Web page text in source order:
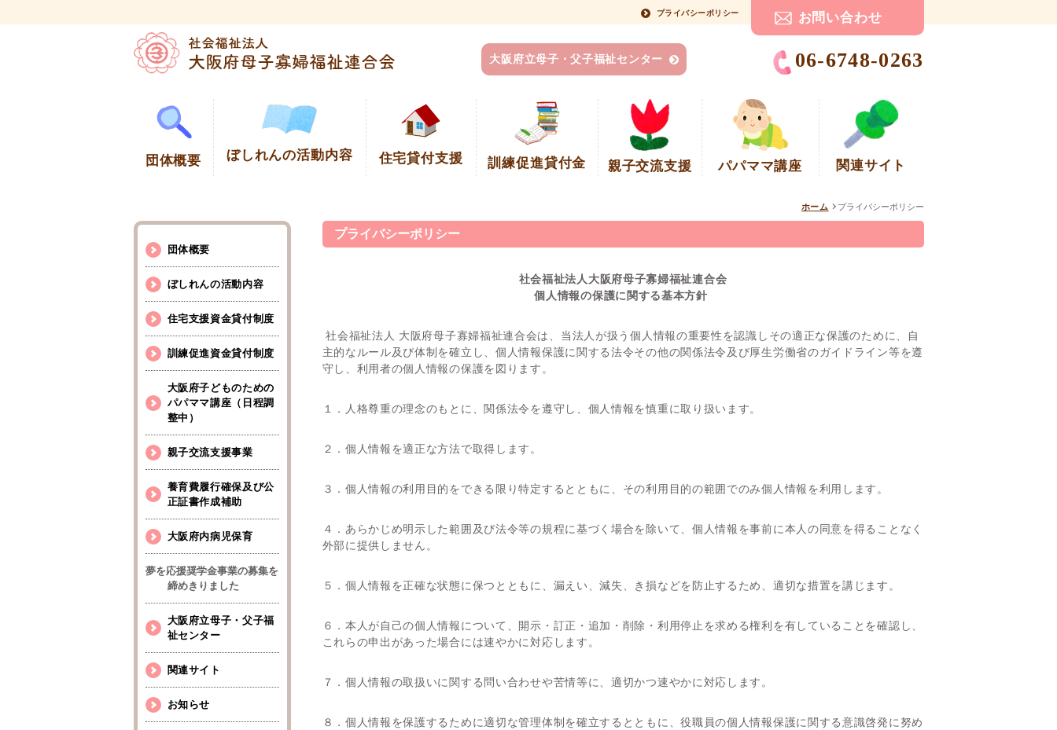
プライバシーポリシー お問い合わせ
大阪府立母子・父子福祉センター 06-6748-0263
団体概要 ぼしれんの活動内容 住宅貸付支援 訓練促進貸付金 親子交流支援 パパママ講座 関連サイト
ホーム プライバシーポリシー
団体概要
ぼしれんの活動内容
住宅支援資金貸付制度
訓練促進資金貸付制度
大阪府子どものための
パパママ講座（日程調
整中）
親子交流支援事業
養育費履行確保及び公
正証書作成補助
大阪府内病児保育
夢を応援奨学金事業の募集を
締めきりました
大阪府立母子・父子福
祉センター
関連サイト
お知らせ
プライバシーポリシー
社会福祉法人大阪府母子寡婦福祉連合会
個人情報の保護に関する基本方針
社会福祉法人 大阪府母子寡婦福祉連合会は、当法人が扱う個人情報の重要性を認識しその適正な保護のために、自
主的なルール及び体制を確立し、個人情報保護に関する法令その他の関係法令及び厚生労働省のガイドライン等を遵
守し、利用者の個人情報の保護を図ります。
１．人格尊重の理念のもとに、関係法令を遵守し、個人情報を慎重に取り扱います。
２．個人情報を適正な方法で取得します。
３．個人情報の利用目的をできる限り特定するとともに、その利用目的の範囲でのみ個人情報を利用します。
４．あらかじめ明示した範囲及び法令等の規程に基づく場合を除いて、個人情報を事前に本人の同意を得ることなく
外部に提供しません。
５．個人情報を正確な状態に保つとともに、漏えい、減失、き損などを防止するため、適切な措置を講じます。
６．本人が自己の個人情報について、開示・訂正・追加・削除・利用停止を求める権利を有していることを確認し、
これらの申出があった場合には速やかに対応します。
７．個人情報の取扱いに関する問い合わせや苦情等に、適切かつ速やかに対応します。
８．個人情報を保護するために適切な管理体制を確立するとともに、役職員の個人情報保護に関する意識啓発に努め